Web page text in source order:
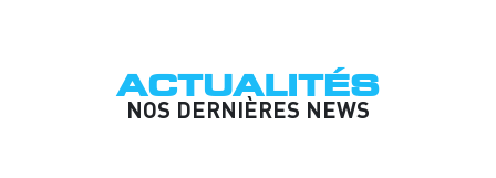
NOS DERNIÈRES NEWS
ACTUALITÉS